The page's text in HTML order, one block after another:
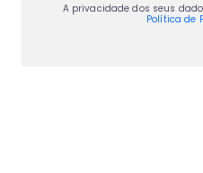
A privacidade dos seus
Política de